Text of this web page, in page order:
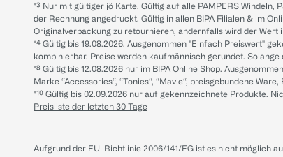
*³ Nur mit gültiger jö Karte. Gültig auf alle PAMPERS
der Rechnung angedruckt. Gültig in allen BIPA Filialen & im
Originalverpackung zu retournieren, andernfalls wird der Wert
*⁴ Gültig bis 19.08.2026. Ausgenommen "Einfach Preiswert"
kombinierbar. Preise werden kaufmännisch gerundet.
*⁸ Gültig bis 12.08.2026 nur im BIPA Online Shop.
Marke “Accessories“, “Tonies“, “Mavie“, preisgebundene
*¹⁰ Gültig bis 02.09.2026 nur auf gekennzeichnete Produkte.
Preisliste der letzten 30 Tage
Aufgrund der EU-Richtlinie 2006/141/EG ist es nicht möglich